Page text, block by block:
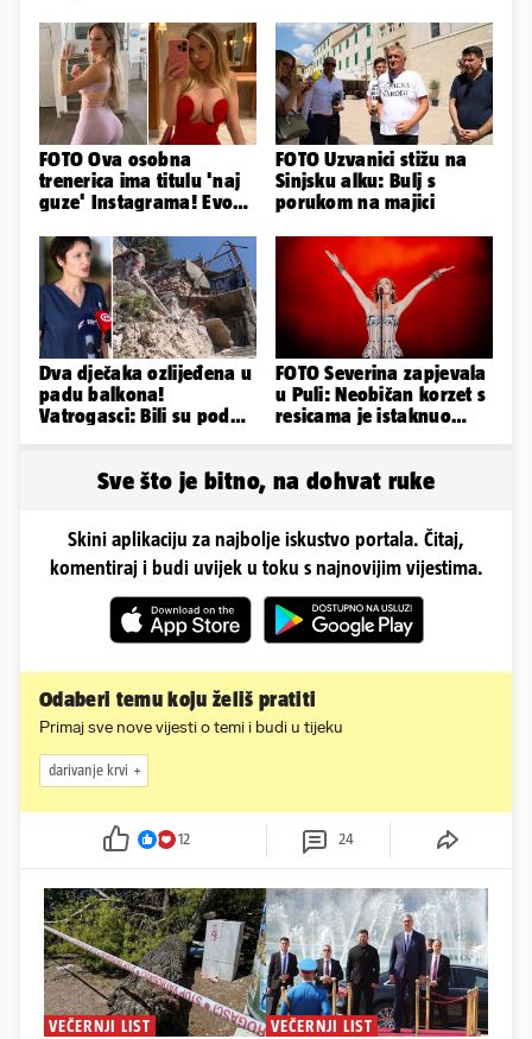
FOTO Ova osobna
trenerica ima titulu 'naj
guze' Instagrama! Evo
satu...
FOTO Uzvanici stižu na
Sinjsku alku: Bulj s
porukom na majici
Dva dječaka ozlijeđena u
padu balkona!
Vatrogasci: Bili su pod
FOTO Severina zapjevala
u Puli: Neobičan korzet s
resicama je istaknuo
Sve što je bitno, na dohvat ruke
Skini aplikaciju za najbolje iskustvo portala. Čitaj,
komentiraj i budi uvijek u toku s najnovijim vijestima.
Odaberi temu koju želiš pratiti
Primaj sve nove vijesti o temi i budi u tijeku
darivanje krvi
12 24